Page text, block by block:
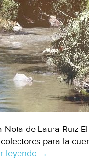
de Laura Ruiz
para la
leyendo Puebla:
→